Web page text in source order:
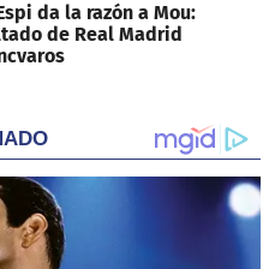
da la razón a Mou:
de Real Madrid